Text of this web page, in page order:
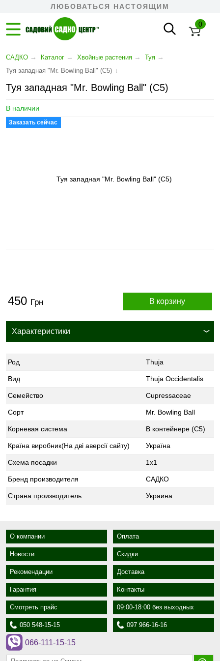
ЛЮБОВАТЬСЯ НАСТОЯЩИМ
0
САДКО → Каталог → Хвойные растения → Туя →
Туя западная "Mr. Bowling Ball" (С5) ↓
Туя западная "Mr. Bowling Ball" (С5)
В наличии
Заказать сейчас
450 Грн В корзину
Характеристики
Род Thuja
Вид Thuja Occidentalis
Семейство Cupressaceae
Сорт Mr. Bowling Ball
Корневая система В контейнере (С5)
Країна виробник(На дві аверсії сайту) Україна
Схема посадки 1х1
Бренд производителя САДКО
Страна производитель Украина
О компании Оплата
Новости Скидки
Рекомендации Доставка
Гарантия Контакты
Смотреть прайс 09:00-18:00 без выходных
050 548-15-15 097 966-16-16
066-111-15-15